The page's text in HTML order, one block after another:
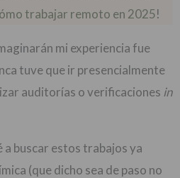
trabajar remoto en 2025!
mi experiencia fue
tuve que ir presencialmente
auditorías o verificaciones in
buscar estos trabajos ya
(que dicho sea de paso no